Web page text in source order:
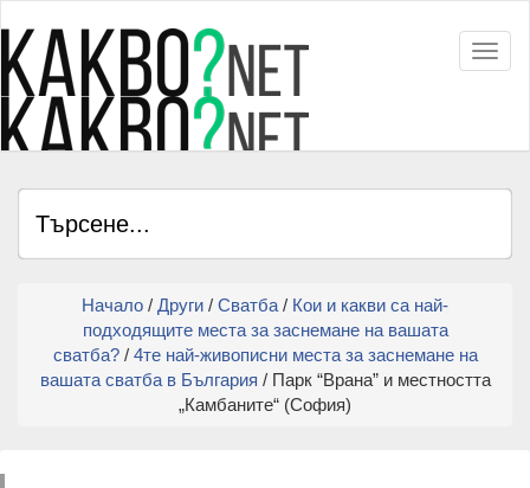
Начало / Други / Сватба / Кои и какви са най-
подходящите места за заснемане на вашата
сватба?/ 4те най-живописни места за заснемане на
вашата сватба в България / Парк “Врана” и местността
„Камбаните“ (София)